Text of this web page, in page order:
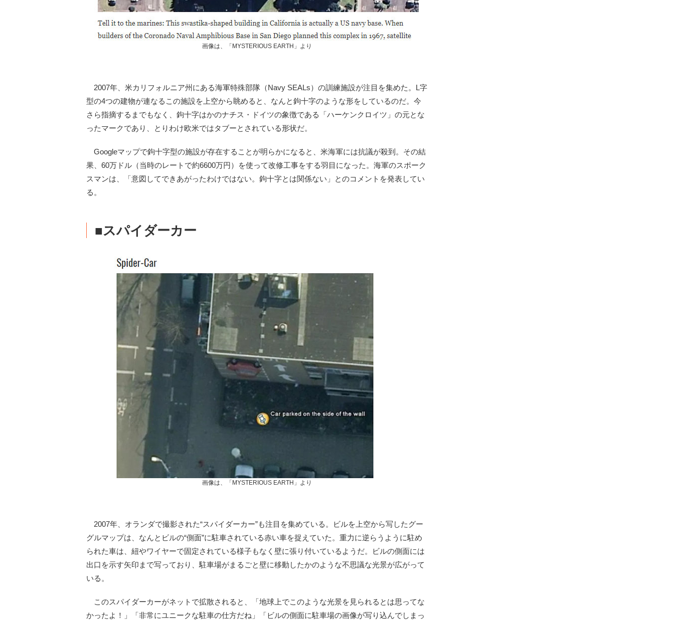
画像は、「MYSTERIOUS EARTH」より
2007年、米カリフォルニア州にある海軍特殊部隊（Navy SEALs）の訓練施設が注目を集めた。L字
型の4つの建物が連なるこの施設を上空から眺めると、なんと鉤十字のような形をしているのだ。今
さら指摘するまでもなく、鉤十字はかのナチス・ドイツの象徴である「ハーケンクロイツ」の元とな
ったマークであり、とりわけ欧米ではタブーとされている形状だ。
Googleマップで鉤十字型の施設が存在することが明らかになると、米海軍には抗議が殺到。その結
果、60万ドル（当時のレートで約6600万円）を使って改修工事をする羽目になった。海軍のスポーク
スマンは、「意図してできあがったわけではない。鉤十字とは関係ない」とのコメントを発表してい
る。
■スパイダーカー
画像は、「MYSTERIOUS EARTH」より
2007年、オランダで撮影された“スパイダーカー”も注目を集めている。ビルを上空から写したグー
グルマップは、なんとビルの“側面”に駐車されている赤い車を捉えていた。重力に逆らうように駐め
られた車は、紐やワイヤーで固定されている様子もなく壁に張り付いているようだ。ビルの側面には
出口を示す矢印まで写っており、駐車場がまるごと壁に移動したかのような不思議な光景が広がって
いる。
このスパイダーカーがネットで拡散されると、「地球上でこのような光景を見られるとは思ってな
かったよ！」「非常にユニークな駐車の仕方だね」「ビルの側面に駐車場の画像が写り込んでしまっ